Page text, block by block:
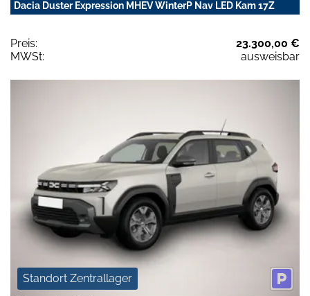
Dacia Duster Expression MHEV WinterP Nav LED Kam 17Z
Preis:
23.300,00 €
MWSt:
ausweisbar
Standort Zentrallager